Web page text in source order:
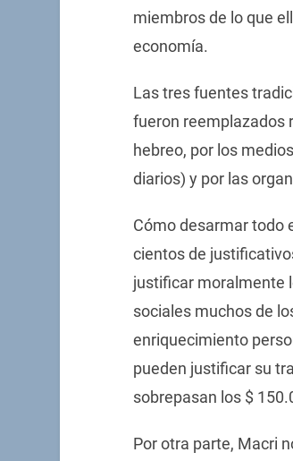
miembros de lo que
economía.
Las tres fuentes
fueron reemplazados
hebreo, por los
diarios) y por las
Cómo desarmar todo
cientos de
justificar moralmente
sociales muchos de
enriquecimiento
pueden justificar su
sobrepasan los $
Por otra parte, Macri